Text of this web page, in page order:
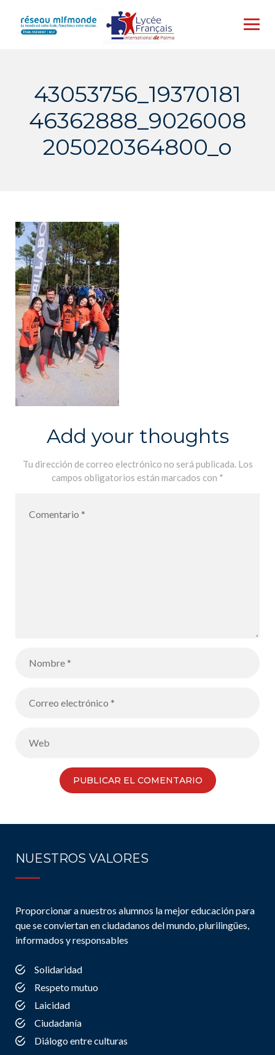
content
43053756_19370181
46362888_9026008
205020364800_o
Add your thoughts
Tu dirección de correo electrónico no será publicada. Los
campos obligatorios están marcados con *
NUESTROS VALORES
Proporcionar a nuestros alumnos la mejor educación para
que se conviertan en ciudadanos del mundo, plurilingües,
informados y responsables
Solidaridad
Respeto mutuo
Laicidad
Ciudadanía
Diálogo entre culturas